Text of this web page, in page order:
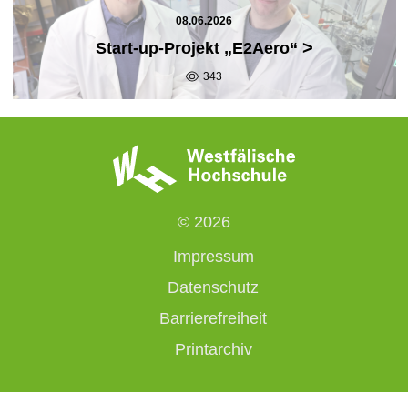
08.06.2026
Start-up-Projekt „E2Aero“ >
343
© 2026
Impressum
Datenschutz
Barrierefreiheit
Printarchiv